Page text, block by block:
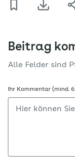
Beitrag
Alle Felder sind
Ihr Kommentar (mind.